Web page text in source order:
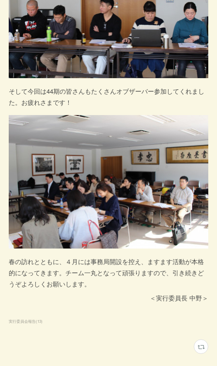
そして今回は44期の皆さんもたくさんオブザーバー参加してくれまし
た。お疲れさまです！
春の訪れとともに、４月には事務局開設を控え、ますます活動が本格
的になってきます。チーム一丸となって頑張りますので、引き続きど
うぞよろしくお願いします。
＜実行委員長 中野＞
実行委員会報告(13)